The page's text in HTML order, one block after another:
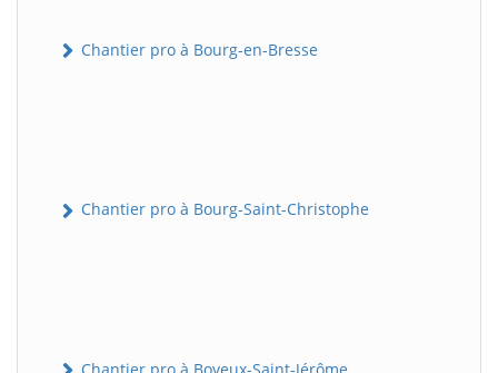
Chantier pro à Bourg-en-Bresse
Chantier pro à Bourg-Saint-Christophe
Chantier pro à Boyeux-Saint-Jérôme